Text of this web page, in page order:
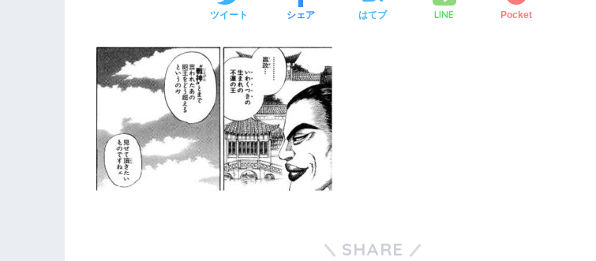
ツイート シェア はてブ LINE Pocket
SHARE